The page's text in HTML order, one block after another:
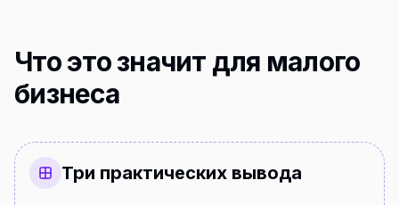
Что это значит для малого
бизнеса
Три практических вывода